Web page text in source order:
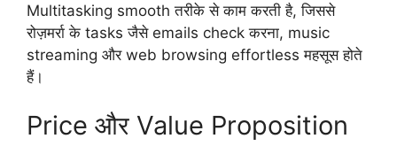
Multitasking smooth तरीके से काम करती है, जिससे
रोज़मर्रा के tasks जैसे emails check करना, music
streaming और web browsing effortless महसूस होते
हैं।
Price और Value Proposition